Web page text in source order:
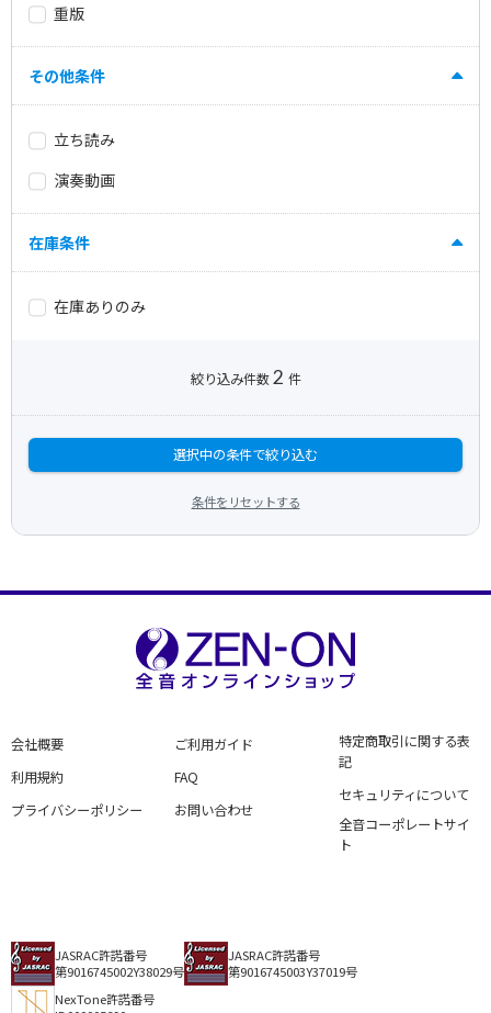
重版
その他条件
立ち読み
演奏動画
在庫条件
在庫ありのみ
絞り込み件数 2 件
選択中の条件で絞り込む
条件をリセットする
会社概要
利用規約
プライバシーポリシー
ご利用ガイド
FAQ
お問い合わせ
特定商取引に関する表
記
セキュリティについて
全音コーポレートサイ
ト
JASRAC許諾番号
第9016745002Y38029号
JASRAC許諾番号
第9016745003Y37019号
NexTone許諾番号